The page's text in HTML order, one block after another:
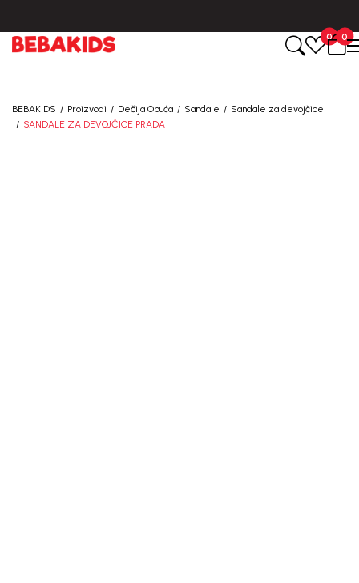
0
0
BEBAKIDS Proizvodi Dečija Obuća Sandale
Sandale za devojčice
SANDALE ZA DEVOJČICE PRADA